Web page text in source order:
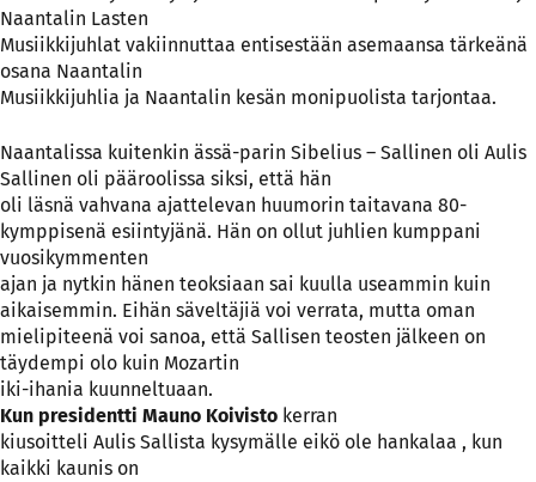
Naantalin Lasten
Musiikkijuhlat vakiinnuttaa entisestään asemaansa tärkeänä
osana Naantalin
Musiikkijuhlia ja Naantalin kesän monipuolista tarjontaa.
Naantalissa kuitenkin ässä-parin Sibelius – Sallinen oli Aulis
Sallinen oli pääroolissa siksi, että hän
oli läsnä vahvana ajattelevan huumorin taitavana 80-
kymppisenä esiintyjänä. Hän on ollut juhlien kumppani
vuosikymmenten
ajan ja nytkin hänen teoksiaan sai kuulla useammin kuin
aikaisemmin. Eihän säveltäjiä voi verrata, mutta oman
mielipiteenä voi sanoa, että Sallisen teosten jälkeen on
täydempi olo kuin Mozartin
iki-ihania kuunneltuaan.
Kun presidentti Mauno Koivisto kerran
kiusoitteli Aulis Sallista kysymälle eikö ole hankalaa , kun
kaikki kaunis on